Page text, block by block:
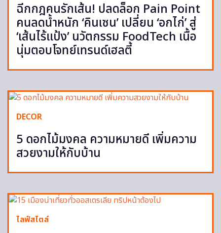
ฉีกกฎคนรักเส้น! ปลดล็อก Pain Point
คนลดน้ำหนัก ‘คินเซน’ เปลี่ยน ‘อกไก่’ สู่
‘เส้นไร้แป้ง’ นวัตกรรม FoodTech เนื้อ
นุ่มตอบโจทย์เทรนด์เฮลตี้
DECOR
5 ดอกไม้มงคล ความหมายดี เพิ่มความ
สวยงามให้กับบ้าน
ไลฟ์สไตล์